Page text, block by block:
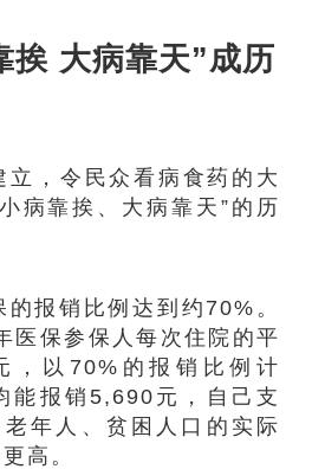
挨 大病靠天”成历
，令民众看病食药的大
病靠挨、大病靠天”的历
报销比例达到约70%。
医保参保人每次住院的平
，以70%的报销比例计
能报销5,690元，自己支
年人、贫困人口的实际
高。